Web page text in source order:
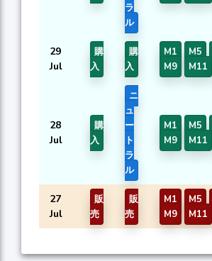
ラ
ル
29
Jul
購
入
購
入
M1 M5
M9
M11
28
Jul
購
入
ニ
ュ
ー
ト
ラ
ル
M1 M5
M9
M11
27
Jul
販
売
販
売
M1 M5
M9
M11